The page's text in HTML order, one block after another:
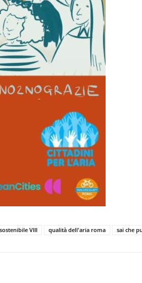
VIII qualità dell'aria roma sai che